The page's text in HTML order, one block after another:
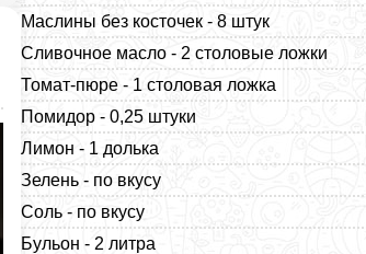
Маслины без косточек - 8 штук
Сливочное масло - 2 столовые ложки
Томат-пюре - 1 столовая ложка
Помидор - 0,25 штуки
Лимон - 1 долька
Зелень - по вкусу
Соль - по вкусу
Бульон - 2 литра